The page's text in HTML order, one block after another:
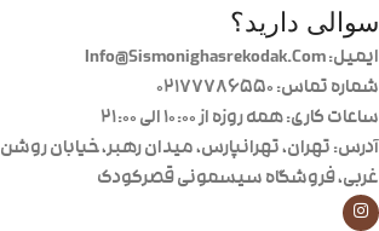
سوالی دارید؟
ایمیل: Info@Sismonighasrekodak.Com
شماره تماس: 02177786550
ساعات کاری: همه روزه از ۱۰:۰۰ الی ۲۱:۰۰
آدرس: تهران، تهرانپارس، میدان رهبر، خیابان روشن
غربی، فروشگاه سیسمونی قصرکودک